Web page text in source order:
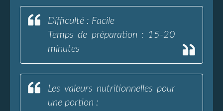
Difficulté : Facile
Temps de préparation : 15-20
minutes
Les valeurs nutritionnelles pour
une portion :